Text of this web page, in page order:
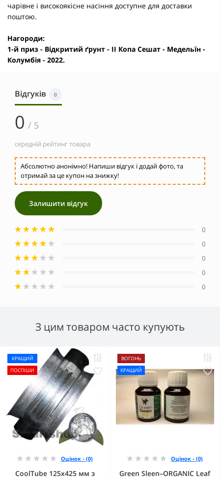
чарівне і високоякісне насіння доступне для доставки
поштою.
Нагороди:
1-й приз - Відкритий ґрунт - II Копа Сешат - Медельїн -
Колумбія - 2022.
Відгуків 0
0 / 5
середній рейтинг товара
Абсолютно анонімно! Напиши відгук і додай фото, та
отримай за це купон на знижку!
Залишити відгук
0
0
0
0
0
З цим товаром часто купують
КРАЩИЙ
ПОСПІШИ
Оцінок - (0)
CoolTube 125х425 мм з
ВОГОНЬ
КРАЩИЙ
Оцінок - (0)
Green Sleen–ORGANIC Leaf